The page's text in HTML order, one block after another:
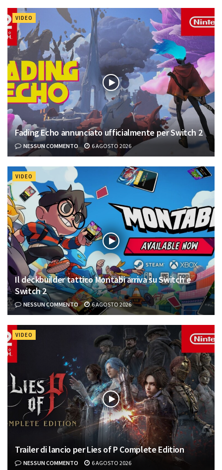
VIDEO
Fading Echo annunciato ufficialmente per Switch 2
NESSUN COMMENTO 6 AGOSTO 2026
VIDEO
Il deckbuilder tattico Montabi arriva su Switch e
Switch 2
NESSUN COMMENTO 6 AGOSTO 2026
VIDEO
Trailer di lancio per Lies of P Complete Edition
NESSUN COMMENTO 6 AGOSTO 2026